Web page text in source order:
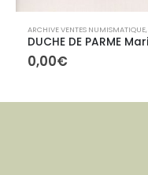
ETRANGÈRES
ARCHIVE VENTES NUMISMATIQUE,
0,00€